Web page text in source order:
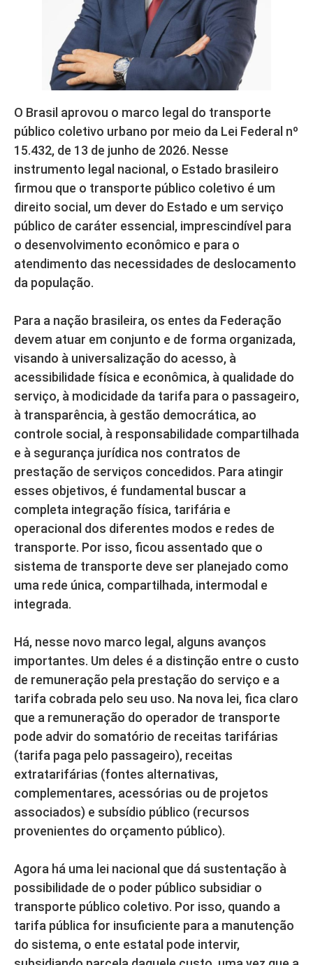
O Brasil aprovou o marco legal do transporte
público coletivo urbano por meio da Lei Federal nº
15.432, de 13 de junho de 2026. Nesse
instrumento legal nacional, o Estado brasileiro
firmou que o transporte público coletivo é um
direito social, um dever do Estado e um serviço
público de caráter essencial, imprescindível para
o desenvolvimento econômico e para o
atendimento das necessidades de deslocamento
da população.
Para a nação brasileira, os entes da Federação
devem atuar em conjunto e de forma organizada,
visando à universalização do acesso, à
acessibilidade física e econômica, à qualidade do
serviço, à modicidade da tarifa para o passageiro,
à transparência, à gestão democrática, ao
controle social, à responsabilidade compartilhada
e à segurança jurídica nos contratos de
prestação de serviços concedidos. Para atingir
esses objetivos, é fundamental buscar a
completa integração física, tarifária e
operacional dos diferentes modos e redes de
transporte. Por isso, ficou assentado que o
sistema de transporte deve ser planejado como
uma rede única, compartilhada, intermodal e
integrada.
Há, nesse novo marco legal, alguns avanços
importantes. Um deles é a distinção entre o custo
de remuneração pela prestação do serviço e a
tarifa cobrada pelo seu uso. Na nova lei, fica claro
que a remuneração do operador de transporte
pode advir do somatório de receitas tarifárias
(tarifa paga pelo passageiro), receitas
extratarifárias (fontes alternativas,
complementares, acessórias ou de projetos
associados) e subsídio público (recursos
provenientes do orçamento público).
Agora há uma lei nacional que dá sustentação à
possibilidade de o poder público subsidiar o
transporte público coletivo. Por isso, quando a
tarifa pública for insuficiente para a manutenção
do sistema, o ente estatal pode intervir,